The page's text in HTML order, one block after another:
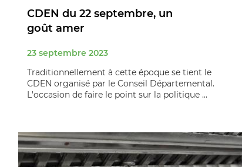
CDEN du 22 septembre, un
goût amer
23 septembre 2023
Traditionnellement à cette époque se tient le
CDEN organisé par le Conseil Départemental.
L'occasion de faire le point sur la politique ...